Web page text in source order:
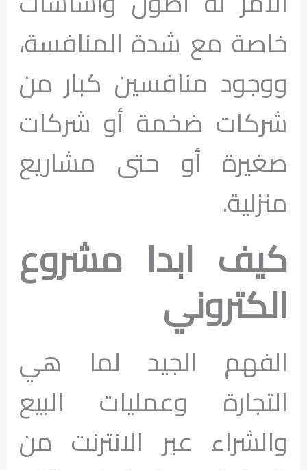
خاصة مع شدة المنافسة،
ووجود منافسين كبار من
شركات ضخمة أو شركات
صغيرة أو حتى مشاريع
منزلية.
كيف ابدا مشروع
الكتروني
الفهم الجيد لما هي
التجارة وعمليات البيع
والشراء عبر الانترنت من